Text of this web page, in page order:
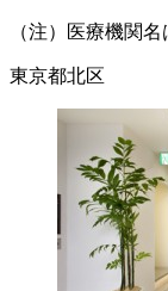
（注）医療機関
東京都北区